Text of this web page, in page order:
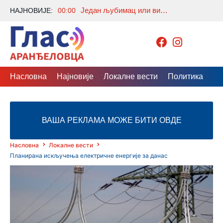
НАЈНОВИЈЕ: 00:00 Један љубимац или више њих? Како ускладити пса, мачку и друге животиње у истом дому
Насловна Најновије Локалне вести Политика
ВАША РЕКЛАМА МОЖЕ БИТИ ОВДЕ
Насловна
Локалне вести
Планирана искључења електричне енергије за данас